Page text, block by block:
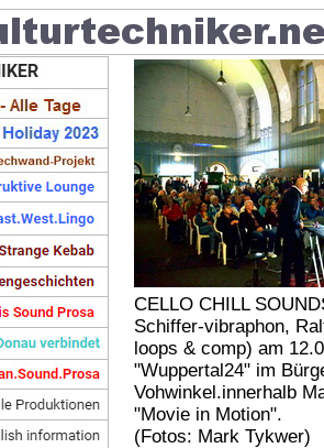
CELLO CHILL
Schiffer-vibraphon,
loops & comp) am
"Wuppertal24" im
Vohwinkel.innerhalb
"Movie in Motion".
(Fotos: Mark Tykwer)